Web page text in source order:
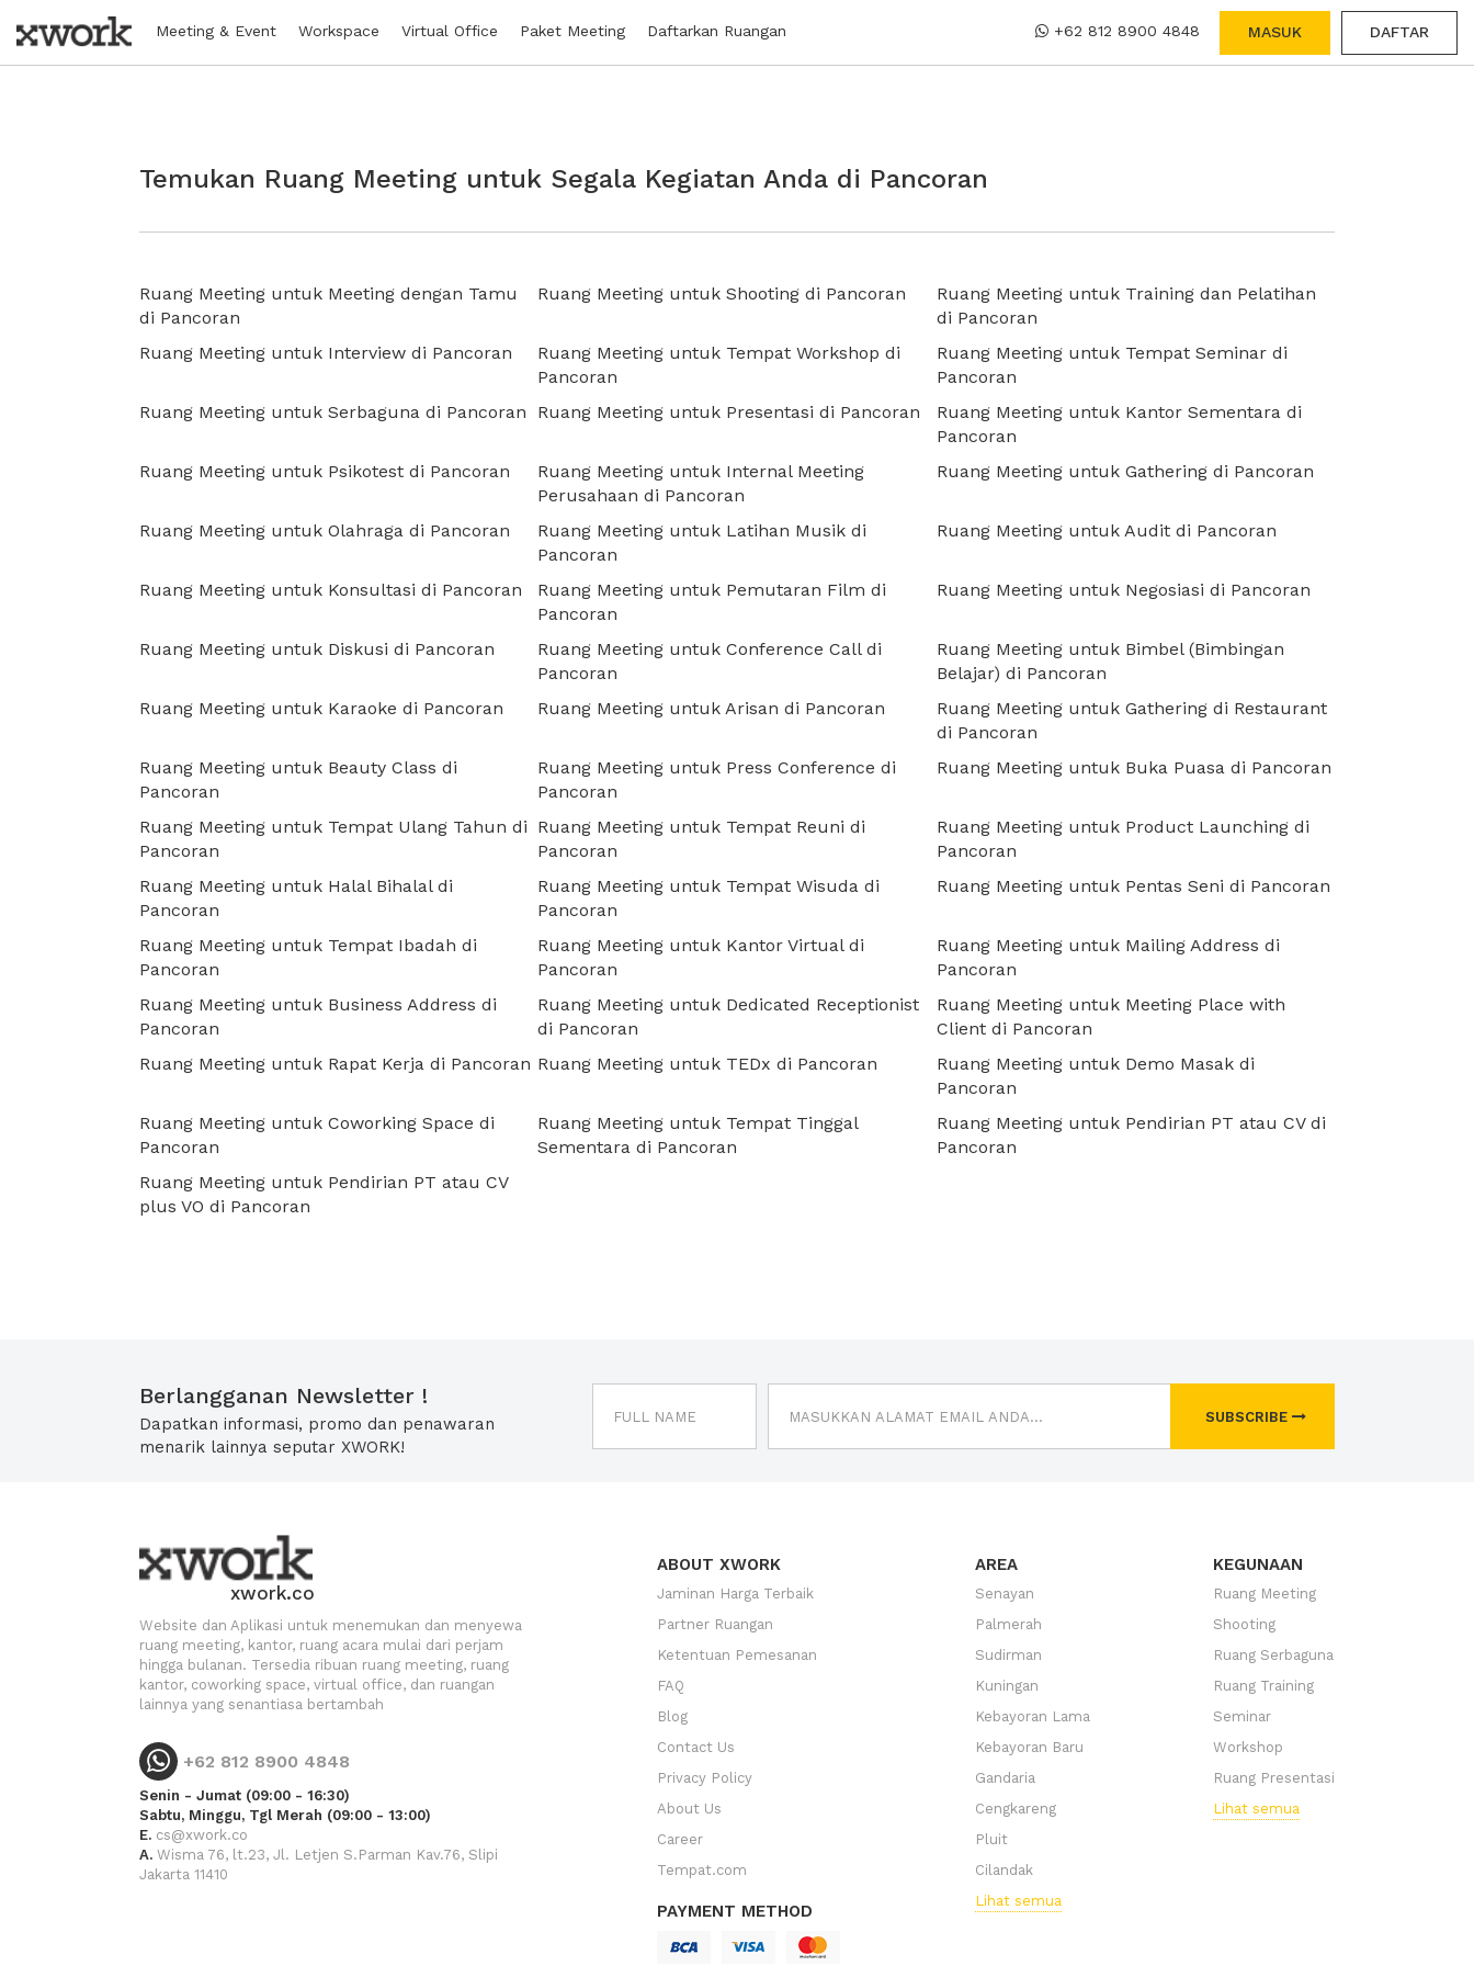
Meeting & Event Workspace Virtual Office Paket Meeting Daftarkan Ruangan +62 812 8900 4848 MASUK DAFTAR
Temukan Ruang Meeting untuk Segala Kegiatan Anda di Pancoran
Ruang Meeting untuk Meeting dengan Tamu
di Pancoran
Ruang Meeting untuk Shooting di Pancoran
Ruang Meeting untuk Training dan Pelatihan
di Pancoran
Ruang Meeting untuk Interview di Pancoran
Ruang Meeting untuk Tempat Workshop di
Pancoran
Ruang Meeting untuk Tempat Seminar di
Pancoran
Ruang Meeting untuk Serbaguna di Pancoran
Ruang Meeting untuk Presentasi di Pancoran
Ruang Meeting untuk Kantor Sementara di
Pancoran
Ruang Meeting untuk Psikotest di Pancoran
Ruang Meeting untuk Internal Meeting
Perusahaan di Pancoran
Ruang Meeting untuk Gathering di Pancoran
Ruang Meeting untuk Olahraga di Pancoran
Ruang Meeting untuk Latihan Musik di
Pancoran
Ruang Meeting untuk Audit di Pancoran
Ruang Meeting untuk Konsultasi di Pancoran
Ruang Meeting untuk Pemutaran Film di
Pancoran
Ruang Meeting untuk Negosiasi di Pancoran
Ruang Meeting untuk Diskusi di Pancoran
Ruang Meeting untuk Conference Call di
Pancoran
Ruang Meeting untuk Bimbel (Bimbingan
Belajar) di Pancoran
Ruang Meeting untuk Karaoke di Pancoran
Ruang Meeting untuk Arisan di Pancoran
Ruang Meeting untuk Gathering di Restaurant
di Pancoran
Ruang Meeting untuk Beauty Class di
Pancoran
Ruang Meeting untuk Press Conference di
Pancoran
Ruang Meeting untuk Buka Puasa di Pancoran
Ruang Meeting untuk Tempat Ulang Tahun di
Pancoran
Ruang Meeting untuk Tempat Reuni di
Pancoran
Ruang Meeting untuk Product Launching di
Pancoran
Ruang Meeting untuk Halal Bihalal di
Pancoran
Ruang Meeting untuk Tempat Wisuda di
Pancoran
Ruang Meeting untuk Pentas Seni di Pancoran
Ruang Meeting untuk Tempat Ibadah di
Pancoran
Ruang Meeting untuk Kantor Virtual di
Pancoran
Ruang Meeting untuk Mailing Address di
Pancoran
Ruang Meeting untuk Business Address di
Pancoran
Ruang Meeting untuk Dedicated Receptionist
di Pancoran
Ruang Meeting untuk Meeting Place with
Client di Pancoran
Ruang Meeting untuk Rapat Kerja di Pancoran Ruang Meeting untuk TEDx di Pancoran
Ruang Meeting untuk Demo Masak di
Pancoran
Ruang Meeting untuk Coworking Space di
Pancoran
Ruang Meeting untuk Tempat Tinggal
Sementara di Pancoran
Ruang Meeting untuk Pendirian PT atau CV di
Pancoran
Ruang Meeting untuk Pendirian PT atau CV
plus VO di Pancoran
Berlangganan Newsletter !
Dapatkan informasi, promo dan penawaran
menarik lainnya seputar XWORK!
SUBSCRIBE
xwork.co
Website dan Aplikasi untuk menemukan dan menyewa
ruang meeting, kantor, ruang acara mulai dari perjam
hingga bulanan. Tersedia ribuan ruang meeting, ruang
kantor, coworking space, virtual office, dan ruangan
lainnya yang senantiasa bertambah
+62 812 8900 4848
Senin - Jumat (09:00 - 16:30)
Sabtu, Minggu, Tgl Merah (09:00 - 13:00)
E. cs@xwork.co
A. Wisma 76, lt.23, Jl. Letjen S.Parman Kav.76, Slipi
Jakarta 11410
ABOUT XWORK
Jaminan Harga Terbaik
Partner Ruangan
Ketentuan Pemesanan
FAQ
Blog
Contact Us
Privacy Policy
About Us
Career
Tempat.com
PAYMENT METHOD
AREA
Senayan
Palmerah
Sudirman
Kuningan
Kebayoran Lama
Kebayoran Baru
Gandaria
Cengkareng
Pluit
Cilandak
Lihat semua
KEGUNAAN
Ruang Meeting
Shooting
Ruang Serbaguna
Ruang Training
Seminar
Workshop
Ruang Presentasi
Lihat semua